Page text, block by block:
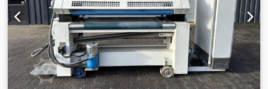
Besleme hızı: 8-25m/dak. - Kauçuk kaplama 60Shore (6By1)
- Çap 186mm Dedpfx Ajwhp Dzol Tekr Sipariş birimi: -
Kauçuk kaplama 50Shore (5by1) - Çap: 238mm - Gravür
silindiri, çap: 174mm - Ayrı, sürekli değişken frekans
sürücüsü Gravür silindiri ve uygulama silindiri için. Gravür
silindiri: - Çap - çevresel hız Makine ebatları: - Montaj
uzunluğu: 800mm - Çalışma yüksekliği yaklaşık. 900mm